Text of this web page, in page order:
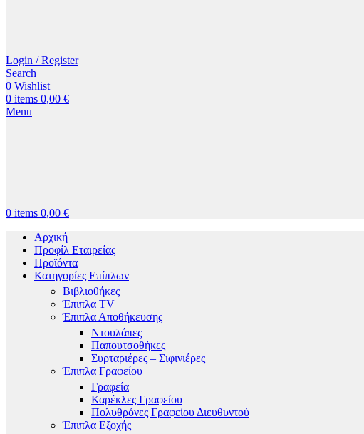
Login / Register
Search
0 Wishlist
0 items 0,00 €
Menu
0 items 0,00 €
Αρχική
Προφίλ Εταιρείας
Προϊόντα
Κατηγορίες Επίπλων
Βιβλιοθήκες
Έπιπλα TV
Έπιπλα Αποθήκευσης
Ντουλάπες
Παπουτσοθήκες
Συρταριέρες – Σιφινιέρες
Έπιπλα Γραφείου
Γραφεία
Καρέκλες Γραφείου
Πολυθρόνες Γραφείου Διευθυντού
Έπιπλα Εξοχής